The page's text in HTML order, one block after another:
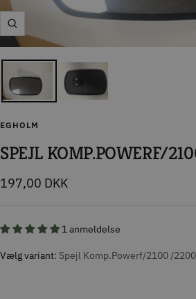
Zoom
EGHOLM
SPEJL KOMP.POWERF/
Tilbudspris
197,00 DKK
1 anmeldelse
Vælg variant Spejl Komp.Powerf/2100 /2200